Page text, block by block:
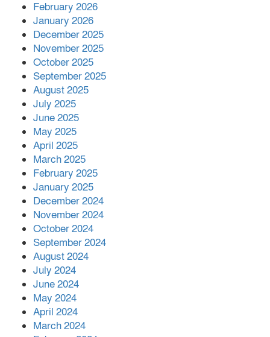
February 2026
January 2026
December 2025
November 2025
October 2025
September 2025
August 2025
July 2025
June 2025
May 2025
April 2025
March 2025
February 2025
January 2025
December 2024
November 2024
October 2024
September 2024
August 2024
July 2024
June 2024
May 2024
April 2024
March 2024